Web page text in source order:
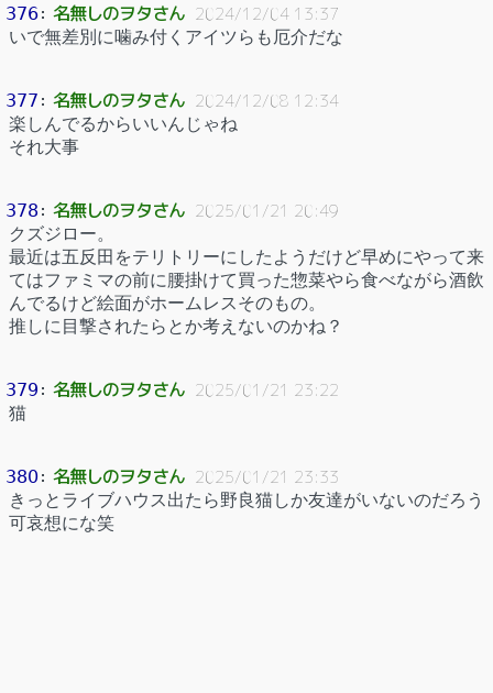
376： 名無しのヲタさん 2024/12/04 13:37
いで無差別に噛み付くアイツらも厄介だな
377 ： 名無しのヲタさん 2024/12/08 12:34
楽しんでるからいいんじゃね
それ大事
378 ： 名無しのヲタさん 2025/01/21 20:49
クズジロー。
最近は五反田をテリトリーにしたようだけど早めにやって来
てはファミマの前に腰掛けて買った惣菜やら食べながら酒飲
んでるけど絵面がホームレスそのもの。
推しに目撃されたらとか考えないのかね？
379 ： 名無しのヲタさん 2025/01/21 23:22
猫
380： 名無しのヲタさん 2025/01/21 23:33
きっとライブハウス出たら野良猫しか友達がいないのだろう
可哀想にな笑